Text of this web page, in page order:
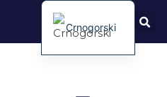
Crnogorski